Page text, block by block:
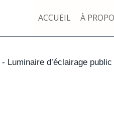
ACCUEIL À
- Luminaire d’éclairage